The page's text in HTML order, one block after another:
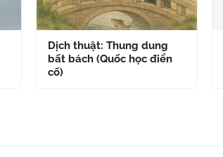
Dịch thuật: Thung dung
bất bách (Quốc học điển
cố)